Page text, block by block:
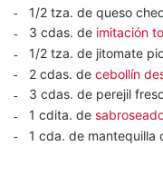
1/2 tza. de queso
3 cdas. de imitación
1/2 tza. de jitomate
2 cdas. de cebollín
3 cdas. de perejil
1 cdita. de
1 cda. de mantequilla